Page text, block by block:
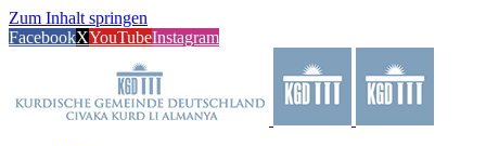
Zum Inhalt springen
FacebookXYouTubeInstagram